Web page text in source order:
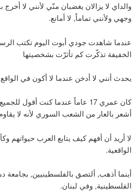
والداي لا يزالان يغضبان منّي لأنني لا
وجهي ولأنني تماماً, لا أمانع.
عندما شاهدت جودي أبوت اليوم تكتب
الخفيفة تذكّرت كم تأثرّت بشخصيتها
يحدث أنني لا أدخن عندما لا أكون في
كان عمري 17 عاماً عندما كنت
أشعر بالعار من الشعب السوري لأنه لا يقاوم
لا أريد أن أفهم كيف يتابع العرب حيواتهم
الواقعية.
أينما أذهب, ألتصق بالفلسطينيين,
الفلسطينية, وفي لبنان.